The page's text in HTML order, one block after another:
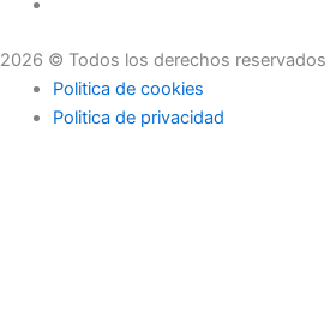
2026 © Todos los derechos reservados
Politica de cookies
Politica de privacidad